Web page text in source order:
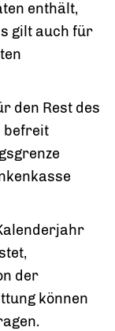
enthält,
gilt auch für
den Rest des
befreit
der
können